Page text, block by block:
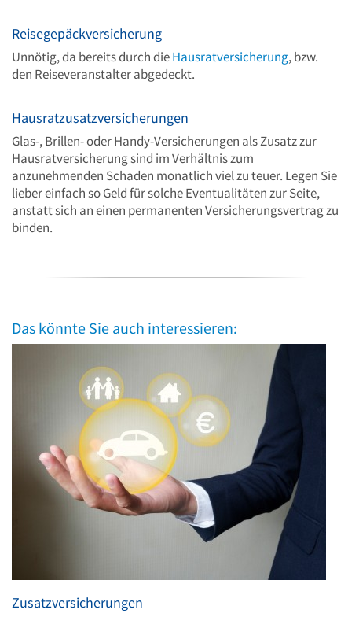
Reisegepäckversicherung
Unnötig, da bereits durch dieHausratversicherung, bzw.
den Reiseveranstalter abgedeckt.
Hausratzusatzversicherungen
Glas-, Brillen- oder Handy-Versicherungen als Zusatz zur
Hausratversicherung sind im Verhältnis zum
anzunehmenden Schaden monatlich viel zu teuer. Legen Sie
lieber einfach so Geld für solche Eventualitäten zur Seite,
anstatt sich an einen permanenten Versicherungsvertrag zu
binden.
Das könnte Sie auch interessieren:
Zusatzversicherungen